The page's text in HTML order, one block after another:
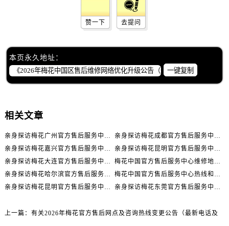
四川省广元市利州区老城南北街、东大街售后服务中心（需提前预约）
四川省南充市高坪区江东大道售后服务中心（需提前预约）
四川省内江市东兴区汉安大道售后服务中心（需提前预约）
四川省攀枝花市东区三线大道北段售后服务中心（需提前预约）
四川省遂宁市船山区香林南路售后服务中心（需提前预约）
四川省雅安市雨城区熊猫大道售后服务中心（需提前预约）
四川省资阳市雁江区滨江大道一段与和平南路售后服务中心（需提前预约）
赞一下 去提问
本页永久地址：
一键复制
相关文章
亲身探访梅花广州官方售后服务中心｜全部地址与售后电话（2026年7月最新）
亲身探访梅花成都官方售后服务中心｜网点地址与电话（2026年7月最新）
亲身探访梅花嘉兴官方售后服务中心｜网点地址与电话（2026年7月最新）
亲身探访梅花昆明官方售后服务中心｜地址与官方电话（2026年7月最新）
亲身探访梅花大连官方售后服务中心｜网点地址与电话（2026年7月最新）
梅花中国官方售后服务中心维修地址与客服热线实地考察报告+多信源验证（2026年7月最新）
亲身探访梅花哈尔滨官方售后服务中心｜网点地址及官方热线（2026年7月最新）
梅花中国官方售后服务中心热线和维修门店详细地址实地考察报告_多信源验证（2026年7月最新）
亲身探访梅花昆明官方售后服务中心｜热线电话与网点地址（2026年7月最新）
亲身探访梅花东莞官方售后服务中心｜最新地址及服务热线（2026年7月最新）
上一篇： 有关2026年梅花官方售后网点及咨询热线变更公告（最新电话及